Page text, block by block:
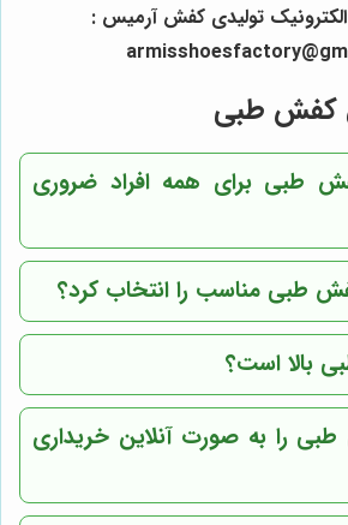
تولیدی کفش آرمیس :
کفش طبی
طبی برای همه افراد ضروری
طبی مناسب را انتخاب کرد؟
بالا است؟
را به صورت آنلاین خریداری